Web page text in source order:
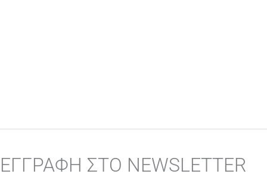
ΕΓΓΡΑΦΗ ΣΤΟ NEWSLETTER